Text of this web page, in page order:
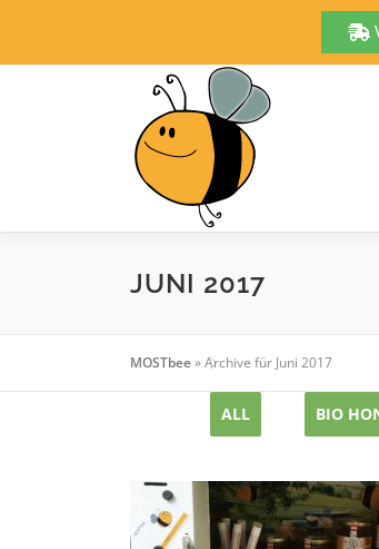
JUNI 2017
MOSTbee»Archive für Juni 2017
ALL BIO